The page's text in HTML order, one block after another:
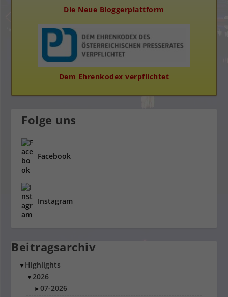
Die Neue Bloggerplattform
Dem Ehrenkodex verpflichtet
Folge uns
Facebook
Instagram
Beitragsarchiv
▼ Highlights
▼2026
►07-2026